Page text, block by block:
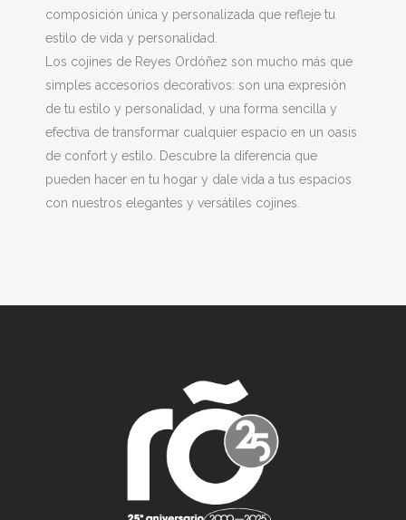
composición única y personalizada que refleje tu
estilo de vida y personalidad.
Los cojines de Reyes Ordóñez son mucho más que
simples accesorios decorativos: son una expresión
de tu estilo y personalidad, y una forma sencilla y
efectiva de transformar cualquier espacio en un oasis
de confort y estilo. Descubre la diferencia que
pueden hacer en tu hogar y dale vida a tus espacios
con nuestros elegantes y versátiles cojines.